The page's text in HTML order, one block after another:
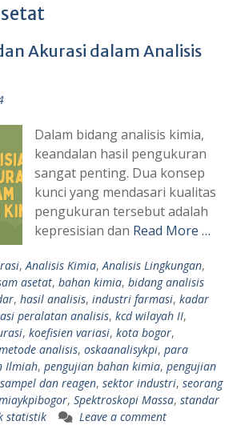
Akurasi dalam Analisis
Dalam bidang analisis kimia,
keandalan hasil pengukuran
sangat penting. Dua konsep
kunci yang mendasari kualitas
pengukuran tersebut adalah
kepresisian dan Read More …
, Analisis Kimia, Analisis Lingkungan,
asetat, bahan kimia, bidang analisis
, hasil analisis, industri farmasi, kadar
peralatan analisis, kcd wilayah II,
, koefisien variasi, kota bogor,
analisis, oskaanalisykpi, para
Ilmiah, pengujian bahan kimia, pengujian
sampel dan reagen, sektor industri, seorang
, Spektroskopi Massa, standar
statistik Leave a comment